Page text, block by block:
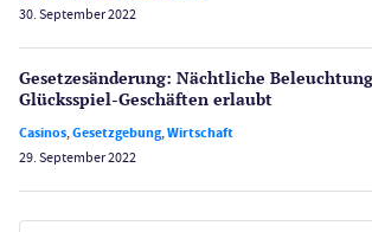
30. September 2022
Gesetzes­änderung: Nächtliche
Glücksspiel-Geschäften erlaubt
Casinos,Gesetzgebung,Wirtschaft
29. September 2022